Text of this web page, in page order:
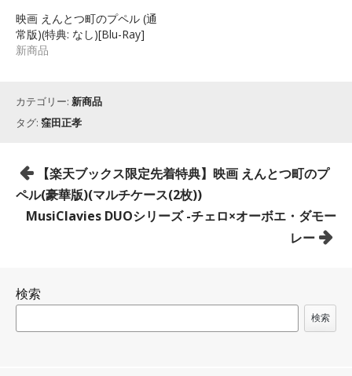
映画 えんとつ町のプペル (通
常版)(特典: なし)[Blu-Ray]
新商品
カテゴリー: 新商品
タグ: 窪田正孝
投
稿
ナ
シ
【楽天ブックス限定先着特典】映画 えんとつ町のプ
ペル(豪華版)(マルチケース(2枚))
MusiClavies DUOシリーズ -チェロ×オーボエ・ダモー
レー
検索
検索